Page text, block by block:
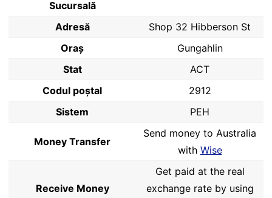
Sucursală
Adresă
Shop 32 Hibberson St
Oraș
Gungahlin
Stat
ACT
Codul poştal
2912
Sistem
PEH
Money Transfer
Send money to Australia
with Wise
Receive Money
Get paid at the real
exchange rate by using